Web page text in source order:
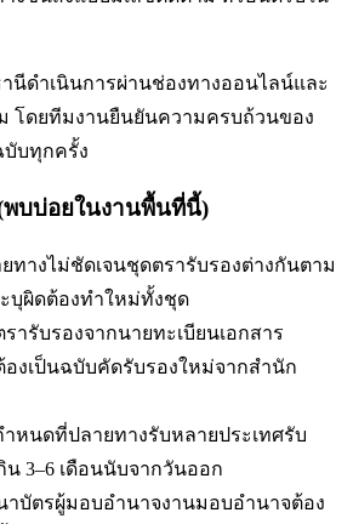
นีดำเนินการผ่านช่องทางออนไลน์และ
โดยทีมงานยืนยันความครบถ้วนของ
บับทุกครั้ง
บบ่อยในงานพื้นที่นี้)
ทางไม่ชัดเจนชุดตรารับรองต่างกันตาม
บุผิดต้องทำใหม่ทั้งชุด
ารับรองจากนายทะเบียนเอกสาร
องเป็นฉบับคัดรับรองใหม่จากสำนัก
ำหนดที่ปลายทางรับหลายประเทศรับ
น 3–6 เดือนนับจากวันออก
าบัตรผู้มอบอำนาจงานมอบอำนาจต้อง